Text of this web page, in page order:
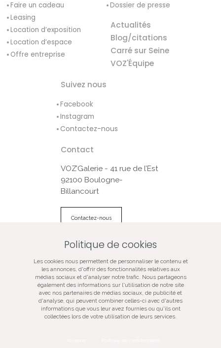
Faire un cadeau
Leasing
Location d’exposition
Location d’espace
Offre entreprise
Dossier de presse
Actualités
Blog/citations
Carré sur Seine
VOZ'Équipe
Suivez nous
Facebook
Instagram
Contactez-nous
Contact
VOZ’Galerie - 41 rue de l’Est
92100 Boulogne-
Billancourt
Contactez-nous
VOZ‘Galerie
VOZ‘Image
Mentions légales
Plan du site
Galerie d’art spécialisée dans la photographie
Politique de cookies
Les cookies nous permettent de personnaliser le contenu et
les annonces, d'offrir des fonctionnalités relatives aux
médias sociaux et d'analyser notre trafic. Nous partageons
également des informations sur l'utilisation de notre site
avec nos partenaires de médias sociaux, de publicité et
d'analyse, qui peuvent combiner celles-ci avec d'autres
informations que vous leur avez fournies ou qu'ils ont
collectées lors de votre utilisation de leurs services.